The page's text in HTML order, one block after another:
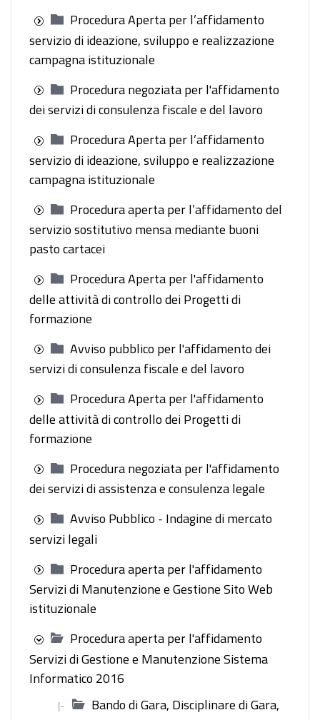
Procedura Aperta per l’affidamento
servizio di ideazione, sviluppo e realizzazione
campagna istituzionale
Procedura negoziata per l'affidamento
dei servizi di consulenza fiscale e del lavoro
Procedura Aperta per l’affidamento
servizio di ideazione, sviluppo e realizzazione
campagna istituzionale
Procedura aperta per l’affidamento del
servizio sostitutivo mensa mediante buoni
pasto cartacei
Procedura Aperta per l'affidamento
delle attività di controllo dei Progetti di
formazione
Avviso pubblico per l'affidamento dei
servizi di consulenza fiscale e del lavoro
Procedura Aperta per l'affidamento
delle attività di controllo dei Progetti di
formazione
Procedura negoziata per l'affidamento
dei servizi di assistenza e consulenza legale
Avviso Pubblico - Indagine di mercato
servizi legali
Procedura aperta per l'affidamento
Servizi di Manutenzione e Gestione Sito Web
istituzionale
Procedura aperta per l'affidamento
Servizi di Gestione e Manutenzione Sistema
Informatico 2016
|-
Bando di Gara, Disciplinare di Gara,